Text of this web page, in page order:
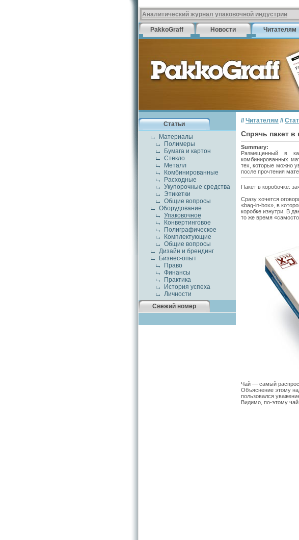
Аналитический журнал упаковочной индустрии
PakkoGraff Новости Читателям
Статьи
Материалы
Полимеры
Бумага и картон
Стекло
Металл
Комбинированные
Расходные
Укупорочные средства
Этикетки
Общие вопросы
Оборудование
Упаковочное
Конвертинговое
Полиграфическое
Комплектующие
Общие вопросы
Дизайн и брендинг
Бизнес-опыт
Право
Финансы
Практика
История успеха
Личности
Свежий номер
// Читателям //
Спрячь пакет в
Summary:
Размещенный в
комбинированных
тех, которые можно
после прочтения
Пакет в коробочке:
Cразу хочется
«bag-in-box», в
коробке изнутри. В
то же время
Чай — самый
Объяснение этому
пользовался
Видимо, по-этому чай